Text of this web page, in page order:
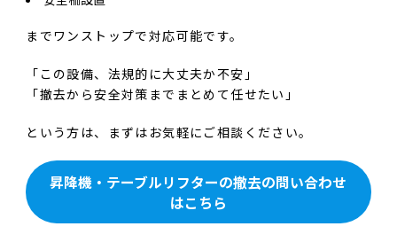
までワンストップで対応可能です。
「この設備、法規的に大丈夫か不安」
「撤去から安全対策までまとめて任せたい」
という方は、まずはお気軽にご相談ください。
昇降機・テーブルリフターの撤去の問い合わせ
はこちら